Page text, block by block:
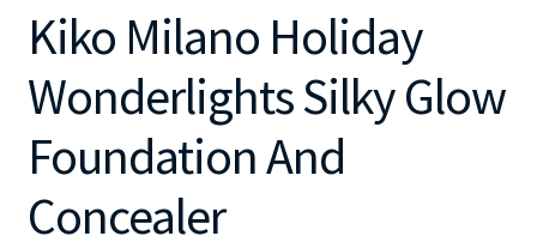
Kiko Milano Holiday
Wonderlights Silky Glow
Foundation And
Concealer